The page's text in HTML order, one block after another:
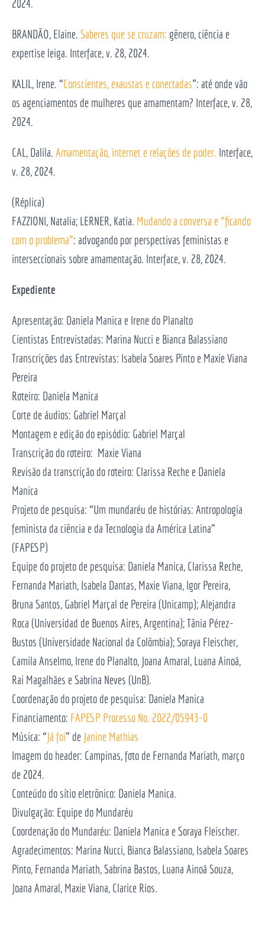
2024.
BRANDÃO, Elaine. Saberes que se cruzam: gênero, ciência e
expertise leiga. Interface, v. 28, 2024.
KALIL, Irene. “Conscientes, exaustas e conectadas”: até onde vão
os agenciamentos de mulheres que amamentam? Interface, v. 28,
2024.
CAL, Dalila. Amamentação, internet e relações de poder. Interface,
v. 28, 2024.
(Réplica)
FAZZIONI, Natalia; LERNER, Katia. Mudando a conversa e “ficando
com o problema”: advogando por perspectivas feministas e
interseccionais sobre amamentação. Interface, v. 28, 2024.
Expediente
Apresentação: Daniela Manica e Irene do Planalto
Cientistas Entrevistadas: Marina Nucci e Bianca Balassiano
Transcrições das Entrevistas: Isabela Soares Pinto e Maxie Viana
Pereira
Roteiro: Daniela Manica
Corte de áudios: Gabriel Marçal
Montagem e edição do episódio: Gabriel Marçal
Transcrição do roteiro: Maxie Viana
Revisão da transcrição do roteiro: Clarissa Reche e Daniela
Manica
Projeto de pesquisa: “Um mundaréu de histórias: Antropologia
feminista da ciência e da Tecnologia da América Latina”
(FAPESP)
Equipe do projeto de pesquisa: Daniela Manica, Clarissa Reche,
Fernanda Mariath, Isabela Dantas, Maxie Viana, Igor Pereira,
Bruna Santos, Gabriel Marçal de Pereira (Unicamp); Alejandra
Roca (Universidad de Buenos Aires, Argentina); Tânia Pérez-
Bustos (Universidade Nacional da Colômbia); Soraya Fleischer,
Camila Anselmo, Irene do Planalto, Joana Amaral, Luana Ainoã,
Rai Magalhães e Sabrina Neves (UnB).
Coordenação do projeto de pesquisa: Daniela Manica
Financiamento: FAPESP Processo No. 2022/05943-0
Música: “Já foi” de Janine Mathias
Imagem do header: Campinas, foto de Fernanda Mariath, março
de 2024.
Conteúdo do sítio eletrônico: Daniela Manica.
Divulgação: Equipe do Mundaréu
Coordenação do Mundaréu: Daniela Manica e Soraya Fleischer.
Agradecimentos: Marina Nucci, Bianca Balassiano, Isabela Soares
Pinto, Fernanda Mariath, Sabrina Bastos, Luana Ainoã Souza,
Joana Amaral, Maxie Viana, Clarice Rios.